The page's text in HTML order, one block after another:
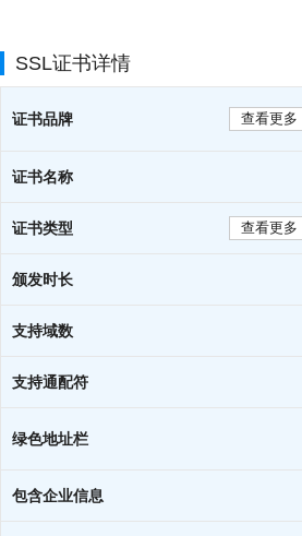
SSL证书详情
查看更多
证书品牌
证书名称
查看更多
证书类型
颁发时长
支持域数
支持通配符
绿色地址栏
包含企业信息